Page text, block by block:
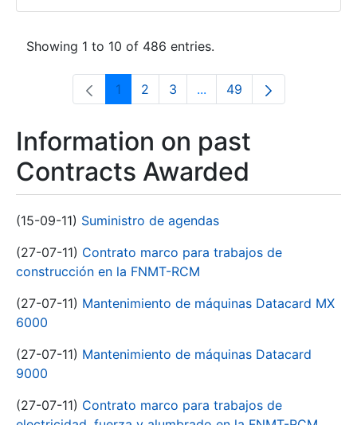
Showing 1 to 10 of 486 entries.
Page
1 Page
2 Page
3 ...Intermediate Pages Use
Page
49
Information on past
Contracts Awarded
(15-09-11) Suministro de agendas
(27-07-11) Contrato marco para trabajos de
construcción en la FNMT-RCM
(27-07-11) Mantenimiento de máquinas Datacard MX
6000
(27-07-11) Mantenimiento de máquinas Datacard
9000
(27-07-11) Contrato marco para trabajos de